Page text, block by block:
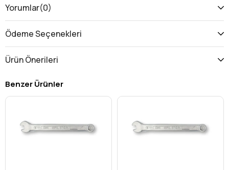
eforla daha yüksek tork uygulayabilir, uzun süreli
özellikle dar alanlarda veya sıkılaşmış cıvatalarda büyük
avantaj sağlar ve iş verimliliğinizi artırır.
ıslak veya yağlı ellerde bile güvenli ve stabil bir kavrama
kontrol sağlanır.
Maksimum Dayanıklılık ve Uzun Ömür
bu alyan anahtar, aşınmaya,
bükülmeye ve paslanmaya karşı üstün direnç gösterir. En
Yorumlar(0)
Ödeme Seçenekleri
Ürün Önerileri
Benzer Ürünler